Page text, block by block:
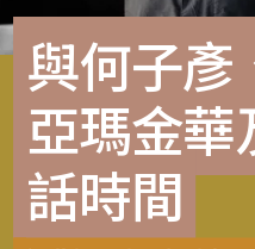
與何子彥
亞瑪金華
話時間